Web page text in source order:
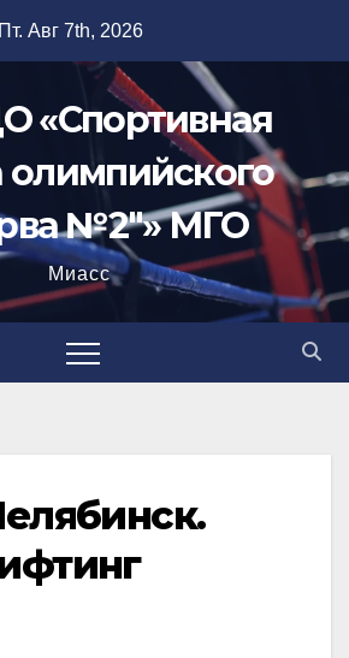
Пт. Авг 7th, 2026
«Спортивная
№2"» МГО
Миасс